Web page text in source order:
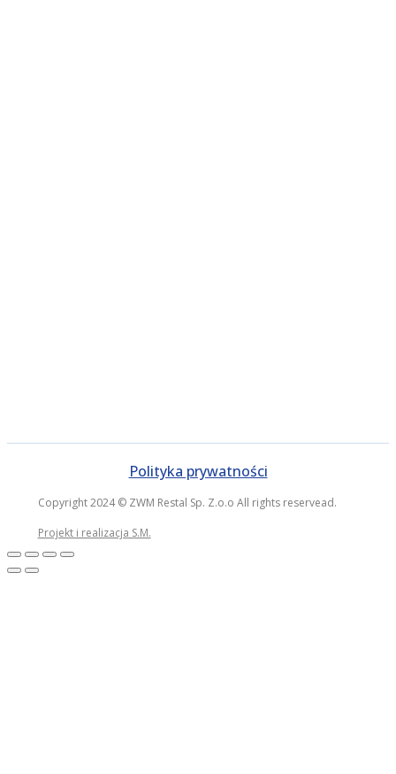
Polityka prywatności
Copyright 2024 © ZWM Restal Sp. Z.o.o All rights reservead.
Projekt i realizacja S.M.